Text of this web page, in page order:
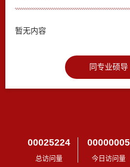
暂无内容
同专业硕导
00025224
总访问量
00000005
今日访问量